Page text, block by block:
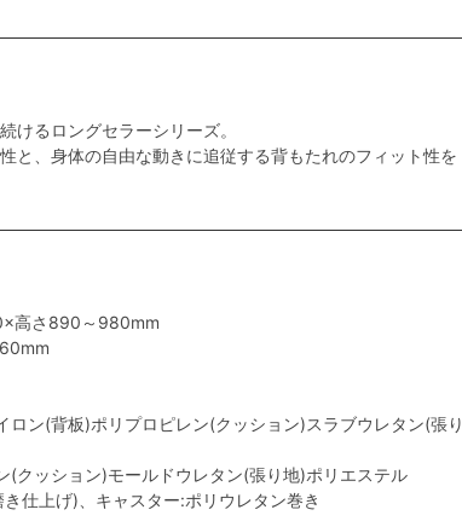
けるロングセラーシリーズ。
と、身体の自由な動きに追従する背もたれのフィット性を
高さ890～980mm
ン(背板)ポリプロピレン(クッション)スラブウレタン(張り
クッション)モールドウレタン(張り地)ポリエステル
仕上げ)、キャスター:ポリウレタン巻き